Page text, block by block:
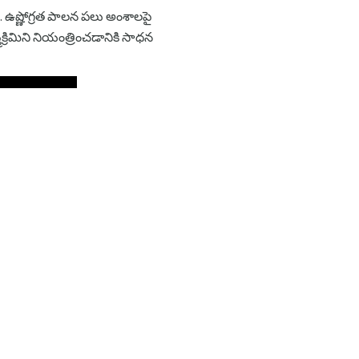
ఉష్ణోగ్రత పాలన పలు అంశాలపై
నియంత్రించడానికి సాధన